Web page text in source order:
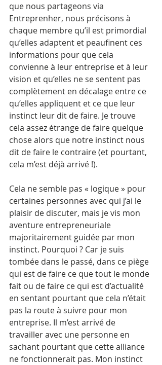
que nous partageons via
Entreprenher, nous précisons à
chaque membre qu’il est primordial
qu’elles adaptent et peaufinent ces
informations pour que cela
convienne à leur entreprise et à leur
vision et qu’elles ne se sentent pas
complètement en décalage entre ce
qu’elles appliquent et ce que leur
instinct leur dit de faire. Je trouve
cela assez étrange de faire quelque
chose alors que notre instinct nous
dit de faire le contraire (et pourtant,
cela m’est déjà arrivé !).
Cela ne semble pas « logique » pour
certaines personnes avec qui j’ai le
plaisir de discuter, mais je vis mon
aventure entrepreneuriale
majoritairement guidée par mon
instinct. Pourquoi ? Car je suis
tombée dans le passé, dans ce piège
qui est de faire ce que tout le monde
fait ou de faire ce qui est d’actualité
en sentant pourtant que cela n’était
pas la route à suivre pour mon
entreprise. Il m’est arrivé de
travailler avec une personne en
sachant pourtant que cette alliance
ne fonctionnerait pas. Mon instinct